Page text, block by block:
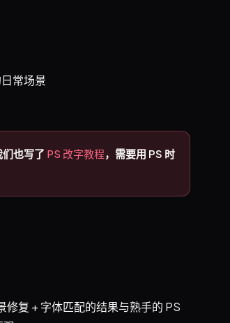
常场景
也写了 PS 改字教程，需要用 PS 时
复 + 字体匹配的结果与熟手的 PS